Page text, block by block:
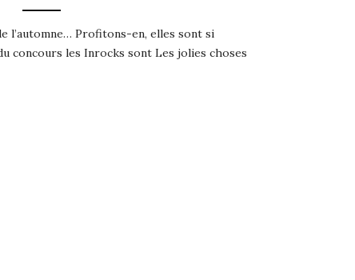
l’automne… Profitons-en, elles sont si
concours les Inrocks sont Les jolies choses